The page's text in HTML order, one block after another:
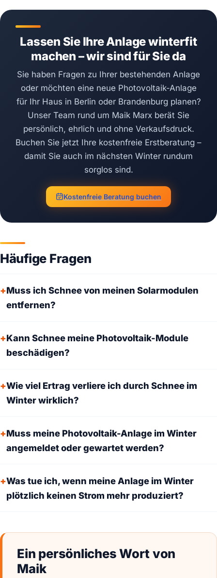
Lassen Sie Ihre Anlage winterfit
machen – wir sind für Sie da
Sie haben Fragen zu Ihrer bestehenden Anlage
oder möchten eine neue Photovoltaik-Anlage
für Ihr Haus in Berlin oder Brandenburg planen?
Unser Team rund um Maik Marx berät Sie
persönlich, ehrlich und ohne Verkaufsdruck.
Buchen Sie jetzt Ihre kostenfreie Erstberatung –
damit Sie auch im nächsten Winter rundum
sorglos sind.
Kostenfreie Beratung buchen
Häufige Fragen
Muss ich Schnee von meinen Solarmodulen
entfernen?
Kann Schnee meine Photovoltaik-Module
beschädigen?
Wie viel Ertrag verliere ich durch Schnee im
Winter wirklich?
Muss meine Photovoltaik-Anlage im Winter
angemeldet oder gewartet werden?
Was tue ich, wenn meine Anlage im Winter
plötzlich keinen Strom mehr produziert?
Ein persönliches Wort von
Maik